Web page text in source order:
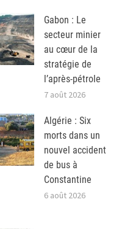
Gabon : Le
secteur minier
au cœur de la
stratégie de
l’après-pétrole
7 août 2026
Algérie : Six
morts dans un
nouvel accident
de bus à
Constantine
6 août 2026